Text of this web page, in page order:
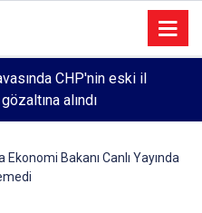
CHP'nin eski il
alındı
Ekonomi Bakanı Canlı Yayında